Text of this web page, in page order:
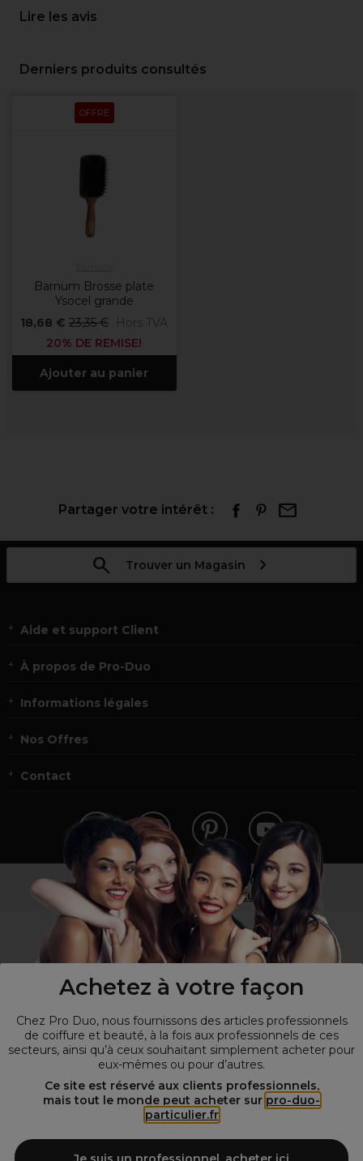
Achetez à votre façon
Chez Pro Duo, nous fournissons des articles professionnels
de coiffure et beauté, à la fois aux professionnels de ces
secteurs, ainsi qu’à ceux souhaitant simplement acheter pour
eux-mêmes ou pour d’autres.
Ce site est réservé aux clients professionnels,
mais tout le monde peut acheter sur pro-duo-
particulier.fr
Lire les avis
Derniers produits consultés
OFFRE
Barnum Brosse plate
Ysocel grande
18,68 € 23,35 €
Hors TVA
20% DE REMISE!
Ajouter au panier
Partager votre intérêt :
Trouver un Magasin
Aide et support Client
À propos de Pro-Duo
Informations légales
Nos Offres
Contact
Vous n’êtes pas un professionnel ?
Visitez notre site pour les particuliers!
Spécialiste de la coiffure et de la beauté, nous vous proposons une
large sélection de produits professionnels pour la coiffure et
Duo le fournisseur incontournable des salons de coiffure et instituts